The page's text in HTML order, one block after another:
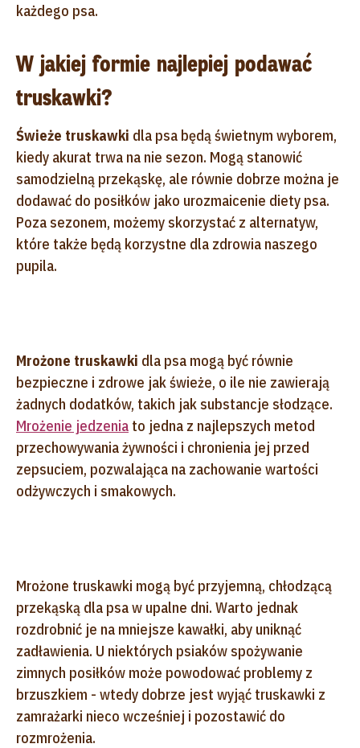
każdego psa.
W jakiej formie najlepiej podawać
truskawki?
Świeże truskawki dla psa będą świetnym wyborem,
kiedy akurat trwa na nie sezon. Mogą stanowić
samodzielną przekąskę, ale równie dobrze można je
dodawać do posiłków jako urozmaicenie diety psa.
Poza sezonem, możemy skorzystać z alternatyw,
które także będą korzystne dla zdrowia naszego
pupila.
Mrożone truskawki dla psa mogą być równie
bezpieczne i zdrowe jak świeże, o ile nie zawierają
żadnych dodatków, takich jak substancje słodzące.
Mrożenie jedzenia to jedna z najlepszych metod
przechowywania żywności i chronienia jej przed
zepsuciem, pozwalająca na zachowanie wartości
odżywczych i smakowych.
Mrożone truskawki mogą być przyjemną, chłodzącą
przekąską dla psa w upalne dni. Warto jednak
rozdrobnić je na mniejsze kawałki, aby uniknąć
zadławienia. U niektórych psiaków spożywanie
zimnych posiłków może powodować problemy z
brzuszkiem - wtedy dobrze jest wyjąć truskawki z
zamrażarki nieco wcześniej i pozostawić do
rozmrożenia.